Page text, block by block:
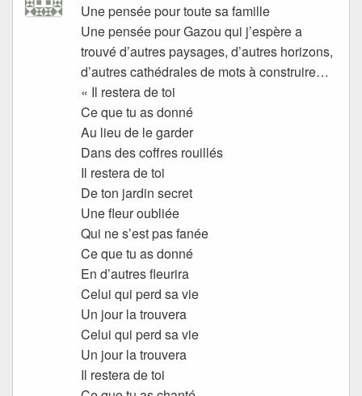
Une pensée pour toute sa famille
Une pensée pour Gazou qui j’espère a
trouvé d’autres paysages, d’autres horizons,
d’autres cathédrales de mots à construire…
« Il restera de toi
Ce que tu as donné
Au lieu de le garder
Dans des coffres rouillés
Il restera de toi
De ton jardin secret
Une fleur oubliée
Qui ne s’est pas fanée
Ce que tu as donné
En d’autres fleurira
Celui qui perd sa vie
Un jour la trouvera
Celui qui perd sa vie
Un jour la trouvera
Il restera de toi